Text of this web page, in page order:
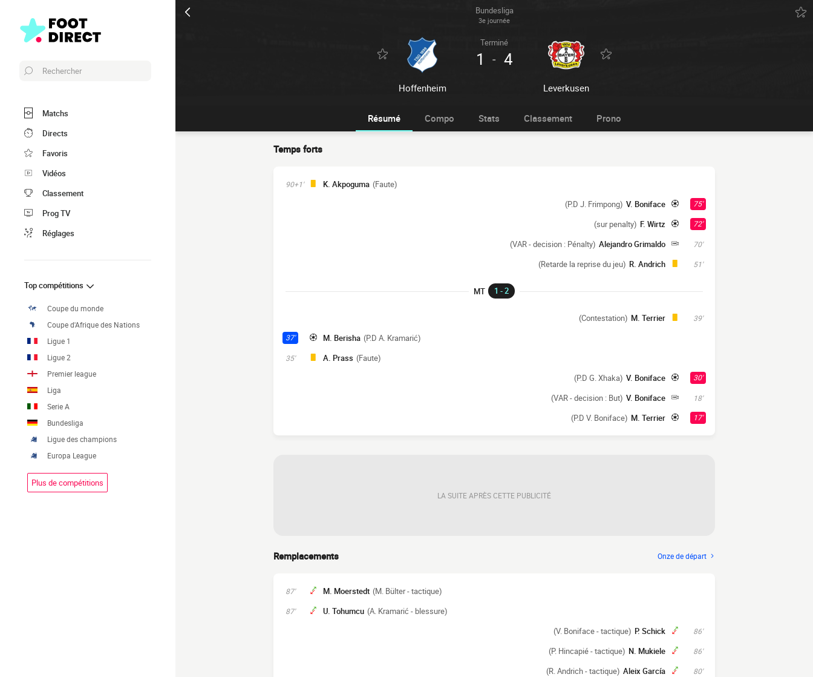
Bundesliga
3e journée
Hoffenheim
Terminé
1 - 4
Leverkusen
Rechercher
Matchs
Directs
Favoris
Vidéos
Classement
Prog TV
Réglages
Top compétitions
Coupe du monde
Coupe d'Afrique des Nations
Ligue 1
Ligue 2
Premier league
Liga
Serie A
Bundesliga
Ligue des champions
Europa League
Plus de compétitions
Résumé Compo Stats Classement Prono
Temps forts
90+1' K. Akpoguma (Faute)
75'
V. Boniface
(P.D J. Frimpong)
72'
F. Wirtz
(sur penalty)
70'
Alejandro Grimaldo
(VAR - decision : Pénalty)
51'
R. Andrich
(Retarde la reprise du jeu)
MT 1 - 2
39'
M. Terrier
(Contestation)
37' M. Berisha (P.D A. Kramarić)
35' A. Prass (Faute)
30'
V. Boniface
(P.D G. Xhaka)
18'
V. Boniface
(VAR - decision : But)
17'
M. Terrier
(P.D V. Boniface)
LA SUITE APRÈS CETTE PUBLICITÉ
Remplacements Onze de départ
87' M. Moerstedt (M. Bülter - tactique)
87' U. Tohumcu (A. Kramarić - blessure)
86'
P. Schick
(V. Boniface - tactique)
86'
N. Mukiele
(P. Hincapié - tactique)
80'
Aleix García
(R. Andrich - tactique)